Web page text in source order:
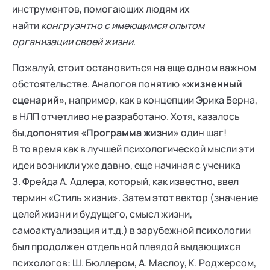
инструментов, помогающих людям их
найтиконгруэнтно с имеющимся опытом
организации своей жизни.
Пожалуй, стоит остановиться на еще одном важном
обстоятельстве. Аналогов понятию«жизненный
сценарий», например, как в концепции Эрика Берна,
в НЛП отчетливо не разработано. Хотя, казалось
бы,допонятия «Программа жизни»один шаг!
В то время как в лучшей психологической мысли эти
идеи возникли уже давно, еще начиная с ученика
З. Фрейда А. Адлера, который, как известно, ввел
термин «Стиль жизни». Затем этот вектор (значение
целей жизни и будущего, смысл жизни,
самоактуализация и т.д.) в зарубежной психологии
был продолжен отдельной плеядой выдающихся
психологов: Ш. Бюллером, А. Маслоу, К. Роджерсом,